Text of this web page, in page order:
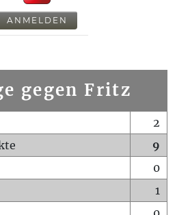
ANMELDEN
gegen Fritz
2
9
0
1